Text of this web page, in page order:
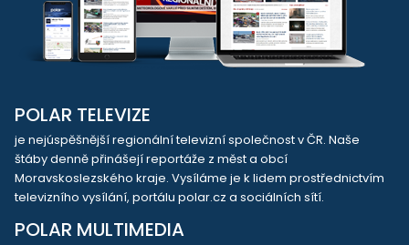
POLAR TELEVIZE
je nejúspěšnější regionální televizní společnost v ČR. Naše
štáby denně přinášejí reportáže z měst a obcí
Moravskoslezského kraje. Vysíláme je k lidem prostřednictvím
televizního vysílání, portálu polar.cz a sociálních sítí.
POLAR MULTIMEDIA